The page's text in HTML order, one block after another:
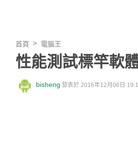
首頁 電腦王
性能測試標竿軟
bisheng 發表於 2016年12月06日